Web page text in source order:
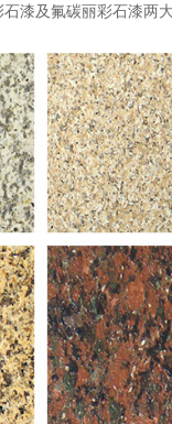
漆及氟碳丽彩石漆两